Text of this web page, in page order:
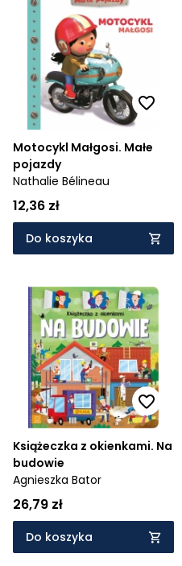
Motocykl Małgosi. Małe
pojazdy
Nathalie Bélineau
12,36 zł
Do koszyka
Książeczka z okienkami. Na
budowie
Agnieszka Bator
26,79 zł
Do koszyka